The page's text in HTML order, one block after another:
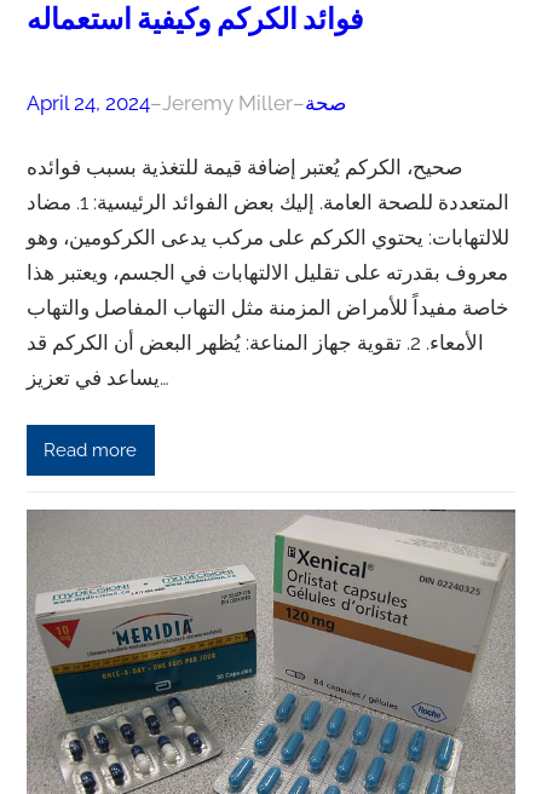
فوائد الكركم وكيفية استعماله
April 24, 2024–Jeremy Miller–صحة
صحيح، الكركم يُعتبر إضافة قيمة للتغذية بسبب فوائده
المتعددة للصحة العامة. إليك بعض الفوائد الرئيسية: 1. مضاد
للالتهابات: يحتوي الكركم على مركب يدعى الكركومين، وهو
معروف بقدرته على تقليل الالتهابات في الجسم، ويعتبر هذا
خاصة مفيداً للأمراض المزمنة مثل التهاب المفاصل والتهاب
الأمعاء. 2. تقوية جهاز المناعة: يُظهر البعض أن الكركم قد
يساعد في تعزيز…
Read more